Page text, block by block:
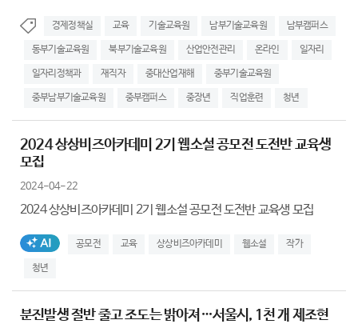
경제정책실 교육 기술교육원 남부기술교육원 남부캠퍼스
동부기술교육원 북부기술교육원 산업안전관리 온라인 일자리
일자리정책과 재직자 중대산업재해 중부기술교육원
중부남부기술교육원 중부캠퍼스 중장년 직업훈련 청년
2024 상상비즈아카데미 2기 웹소설 공모전 도전반 교육생
모집
2024-04-22
2024 상상비즈아카데미 2기 웹소설 공모전 도전반 교육생 모집
AI생성태그 공모전 교육 상상비즈아카데미 웹소설 작가
청년
분진발생 절반 줄고 조도는 밝아져…서울시, 1천 개 제조현